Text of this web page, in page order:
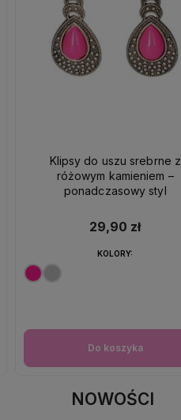
Klipsy do uszu srebrne z
różowym kamieniem –
ponadczasowy styl
29,90 zł
Do koszyka
KOLORY:
NOWOŚCI